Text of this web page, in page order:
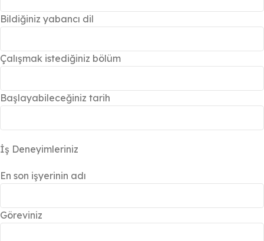
Bildiğiniz yabancı dil
Çalışmak istediğiniz bölüm
Başlayabileceğiniz tarih
İş Deneyimleriniz
En son işyerinin adı
Göreviniz